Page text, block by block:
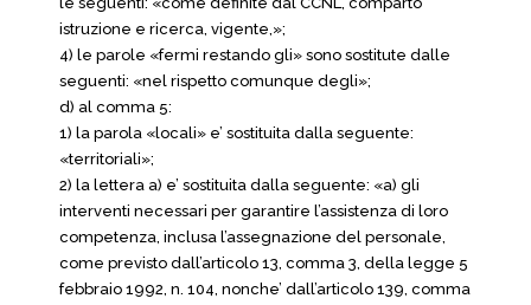
istruzione e ricerca, vigente,»;
4) le parole «fermi restando gli» sono sostitute dalle
seguenti: «nel rispetto comunque degli»;
d) al comma 5:
1) la parola «locali» e’ sostituita dalla seguente:
«territoriali»;
2) la lettera a) e’ sostituita dalla seguente: «a) gli
interventi necessari per garantire l’assistenza di loro
competenza, inclusa l’assegnazione del personale,
come previsto dall’articolo 13, comma 3, della legge 5
febbraio 1992, n. 104, nonche’ dall’articolo 139, comma